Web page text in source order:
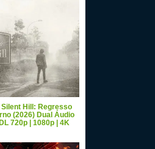
Hill: Regresso
(2026) Dual Áudio
720p | 1080p | 4K